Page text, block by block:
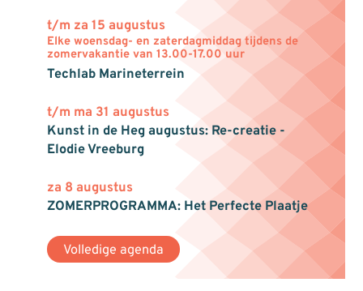
t/m za 15 augustus
Elke woensdag- en zaterdagmiddag tijdens de
zomervakantie van 13.00-17.00 uur
Techlab Marineterrein
t/m ma 31 augustus
Kunst in de Heg augustus: Re-creatie -
Elodie Vreeburg
za 8 augustus
ZOMERPROGRAMMA: Het Perfecte Plaatje
Volledige agenda